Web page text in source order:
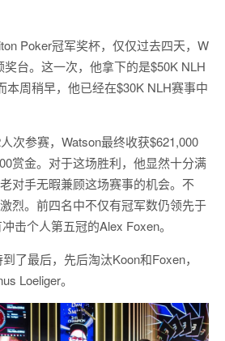
Poker冠军奖杯，仅仅过去四天，W
台。这一次，他拿下的是$50K NLH
本周稍早，他已经在$30K NLH赛事中
次参赛，Watson最终收获$621,000
赏金。对于这场胜利，他显然十分满
对手无暇兼顾这场赛事的机会。不
烈。前四名中不仅有冠军数仍领先于
击个人第五冠的Alex Foxen。
了最后，先后淘汰Koon和Foxen，
Loeliger。